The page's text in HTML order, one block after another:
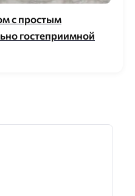
с простым
гостеприимной